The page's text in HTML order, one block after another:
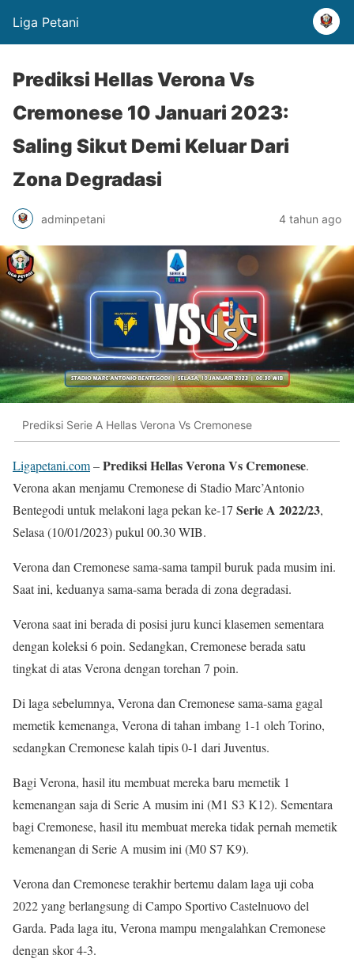
Liga Petani
Prediksi Hellas Verona Vs
Cremonese 10 Januari 2023:
Saling Sikut Demi Keluar Dari
Zona Degradasi
adminpetani 4 tahun ago
Prediksi Serie A Hellas Verona Vs Cremonese
Ligapetani.com–Prediksi Hellas Verona Vs Cremonese.
Verona akan menjamu Cremonese di Stadio Marc’Antonio
Bentegodi untuk melakoni laga pekan ke-17 Serie A 2022/23,
Selasa (10/01/2023) pukul 00.30 WIB.
Verona dan Cremonese sama-sama tampil buruk pada musim ini.
Saat ini, keduanya sama-sama berada di zona degradasi.
Verona saat ini berada di posisi juru kunci klasemen sementara
dengan koleksi 6 poin. Sedangkan, Cremonese berada satu
tingkat di atas Verona dengan torehan 7 poin.
Di laga sebelumnya, Verona dan Cremonese sama-sama gagal
memetik kemenanga, Verona di tahan imbang 1-1 oleh Torino,
sedangkan Cremonese kalah tipis 0-1 dari Juventus.
Bagi Verona, hasil itu membuat mereka baru memetik 1
kemenangan saja di Serie A musim ini (M1 S3 K12). Sementara
bagi Cremonese, hasil itu membuat mereka tidak pernah memetik
kemenangan di Serie A musim ini (M0 S7 K9).
Verona dan Cremonese terakhir bertemu dalam laga uji coba
2022 yang berlangsung di Campo Sportivo Castelnuovo del
Garda. Pada laga itu, Verona mampu mengalahkan Cremonese
dengan skor 4-3.